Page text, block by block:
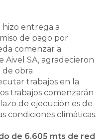
entrega a
de pago por
comenzar a
Aivel SA, agradecieron
de obra
trabajos en la
trabajos comenzarán
de ejecución es de
condiciones climáticas.
de 6.605 mts de red